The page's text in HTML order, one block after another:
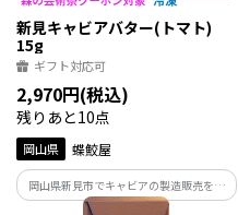
新見キャビアバター(トマト)
15g
ギフト対応可
2,970円(税込)
残りあと10点
岡山県 蝶鮫屋
岡山県新見市でキャビアの製造販売を行
っている蝶鮫屋のキャビアバター。トマ